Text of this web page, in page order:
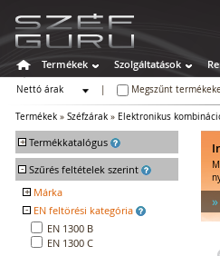
Termékek Szolgáltatások
Nettó árak
Megszűnt
Termékek » Széfzárak » Elektronikus
+ Termékkatalógus
Széfek
Értékszéfek
Tűzálló széfek
Speciális széfek
Fegyverszekrények
- Szűrés feltételek szerint
+ Márka
INSYS LOCKS
- EN feltörési kategória
EN 1300 B
EN 1300 C